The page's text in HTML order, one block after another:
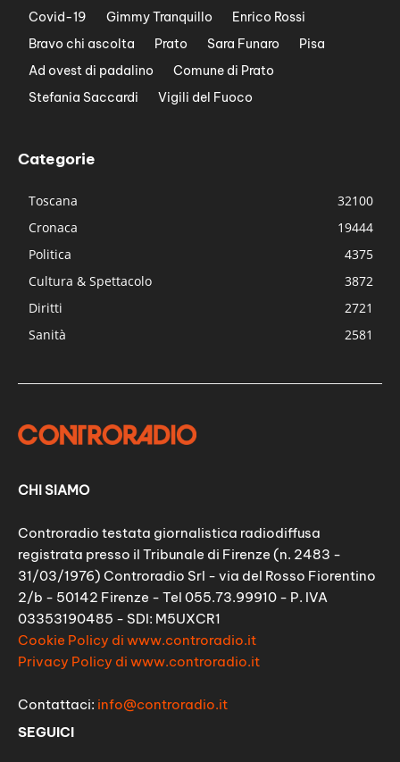
Covid-19
Gimmy Tranquillo
Enrico Rossi
Bravo chi ascolta
Prato Sara Funaro
Pisa
Ad ovest di padalino
Comune di Prato
Stefania Saccardi
Vigili del Fuoco
Categorie
Toscana
32100
Cronaca
19444
Politica
4375
Cultura & Spettacolo
3872
Diritti
2721
Sanità
2581
CHI SIAMO
Controradio testata giornalistica radiodiffusa
registrata presso il Tribunale di Firenze (n. 2483 -
31/03/1976) Controradio Srl - via del Rosso Fiorentino
2/b - 50142 Firenze - Tel 055.73.99910 - P. IVA
03353190485 - SDI: M5UXCR1
Cookie Policy di www.controradio.it
Privacy Policy di www.controradio.it
Contattaci: info@controradio.it
SEGUICI